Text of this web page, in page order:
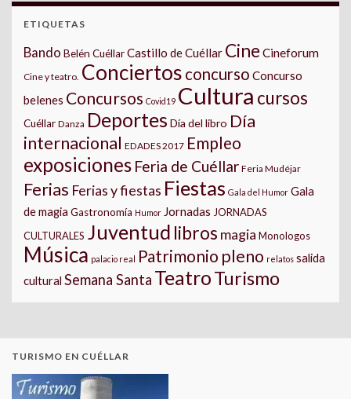
ETIQUETAS
Bando Belén CuéllarCastillo de Cuéllar Cine Cineforum
Cine y teatro. Conciertos concurso Concurso
belenes Concursos Covid19 Cultura cursos
Cuéllar Danza Deportes Día del libro Día
internacional EDADES 2017 Empleo
exposiciones Feria de Cuéllar Feria Mudéjar
Ferias Ferias y fiestas Fiestas Gala del Humor Gala
de magia Gastronomía Humor Jornadas JORNADAS
CULTURALES Juventud libros magia Monologos
Música palacio real Patrimonio pleno relatos salida
cultural Semana Santa TeatroTurismo
TURISMO EN CUÉLLAR